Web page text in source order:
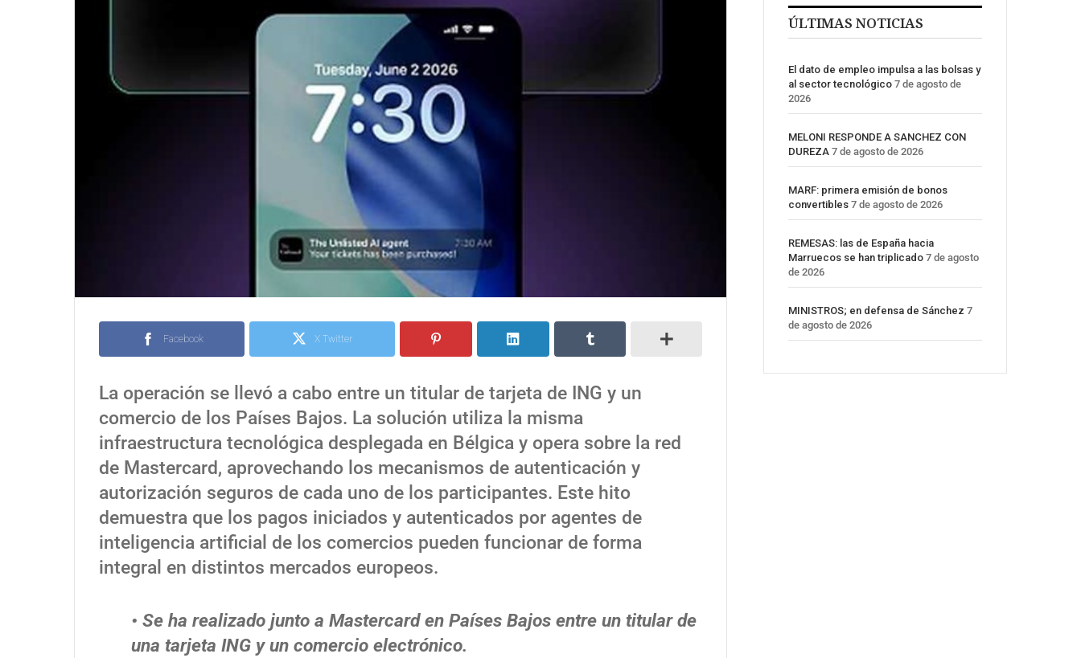
Facebook X Twitter
La operación se llevó a cabo entre un titular de tarjeta de ING y un
comercio de los Países Bajos. La solución utiliza la misma
infraestructura tecnológica desplegada en Bélgica y opera sobre la red
de Mastercard, aprovechando los mecanismos de autenticación y
autorización seguros de cada uno de los participantes. Este hito
demuestra que los pagos iniciados y autenticados por agentes de
inteligencia artificial de los comercios pueden funcionar de forma
integral en distintos mercados europeos.
• Se ha realizado junto a Mastercard en Países Bajos entre un titular de
una tarjeta ING y un comercio electrónico.
ÚLTIMAS NOTICIAS
El dato de empleo impulsa a las bolsas y
al sector tecnológico 7 de agosto de
2026
MELONI RESPONDE A SANCHEZ CON
DUREZA 7 de agosto de 2026
MARF: primera emisión de bonos
convertibles 7 de agosto de 2026
REMESAS: las de España hacia
Marruecos se han triplicado 7 de agosto
de 2026
MINISTROS; en defensa de Sánchez 7
de agosto de 2026